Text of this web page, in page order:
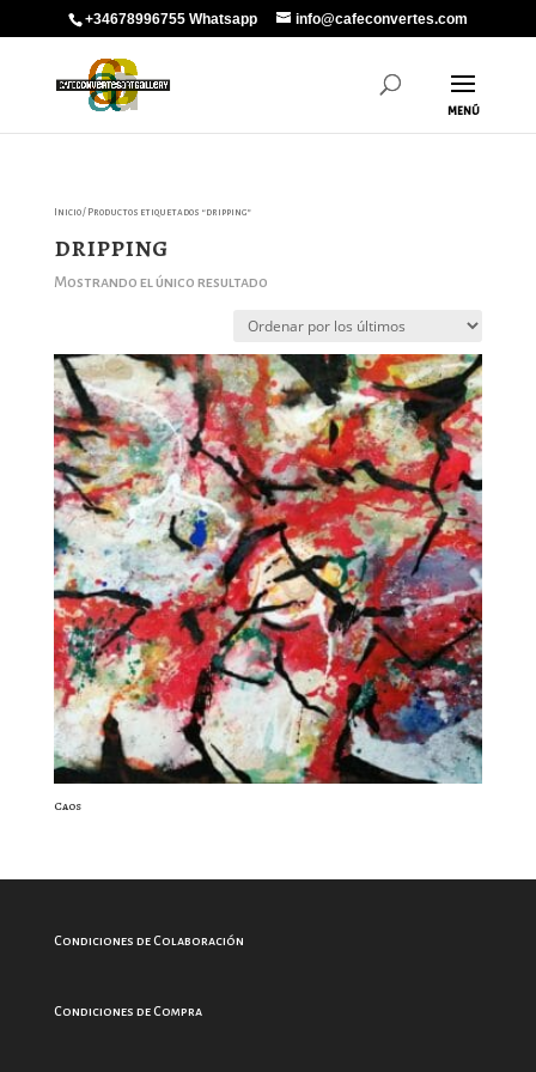
+34678996755 Whatsapp info@cafeconvertes.com
Inicio/ Productos etiquetados “dripping”
dripping
Mostrando el único resultado
Caos
Condiciones de Colaboración
Condiciones de Compra